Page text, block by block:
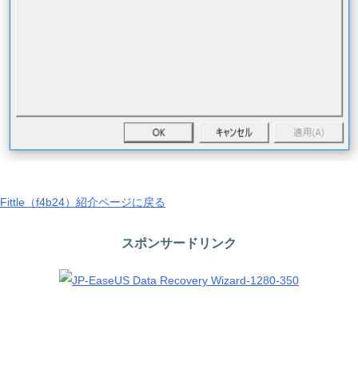
Fittle（f4b24）紹介ページに戻る
スポンサードリンク